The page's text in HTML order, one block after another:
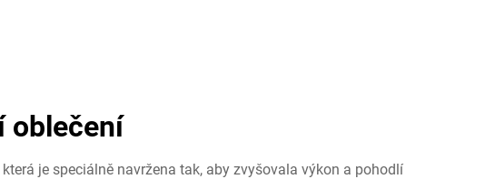
oblečení
je speciálně navržena tak, aby zvyšovala výkon a pohodlí